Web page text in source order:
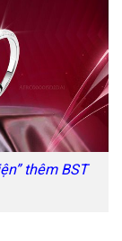
thêm BST